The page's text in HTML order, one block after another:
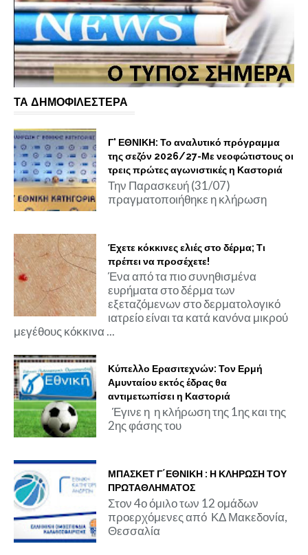
ΤΑ ΔΗΜΟΦΙΛΕΣΤΕΡΑ
Γ' ΕΘΝΙΚΗ: Το αναλυτικό πρόγραμμα
της σεζόν 2026/27-Με νεοφώτιστους οι
τρεις πρώτες αγωνιστικές η Καστοριά
Την Παρασκευή (31/07)
πραγματοποιήθηκε η κλήρωση
Έχετε κόκκινες ελιές στο δέρμα; Τι
πρέπει να προσέχετε!
Ένα από τα πιο συνηθισμένα
ευρήματα στο δέρμα των
εξεταζόμενων στο δερματολογικό
ιατρείο είναι τα κατά κανόνα μικρού
μεγέθους κόκκινα ...
Κύπελλο Ερασιτεχνών: Τον Ερμή
Αμυνταίου εκτός έδρας θα
αντιμετωπίσει η Καστοριά
Έγινε η η κλήρωση της 1ης και της
2ης φάσης του
ΜΠΑΣΚΕΤ Γ΄ΕΘΝΙΚΗ : Η ΚΛΗΡΩΣΗ ΤΟΥ
ΠΡΩΤΑΘΛΗΜΑΤΟΣ
Στον 4ο όμιλο των 12 ομάδων
προερχόμενες από ΚΔ Μακεδονία,
Θεσσαλία